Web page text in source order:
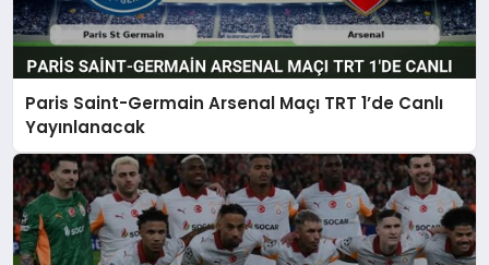
Paris Saint-Germain Arsenal Maçı TRT 1’de Canlı
Yayınlanacak